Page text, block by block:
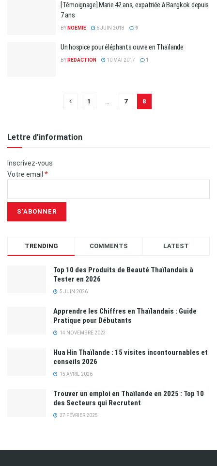
[Témoignage] Marie 42 ans, expatriée à Bangkok depuis
7 ans
BY NOEMIE 6 JUIN 2018 9
Un hospice pour éléphants ouvre en Thaïlande
BY REDACTION 10 MAI 2017 1
1 … 7 8
Lettre d’information
Inscrivez-vous
Votre email *
TRENDING COMMENTS LATEST
Top 10 des Produits de Beauté Thaïlandais à
Tester en 2026
5 JUIN 2026
Apprendre les Chiffres en Thaïlandais : Guide
Pratique pour Débutants
14 NOVEMBRE 2023
Hua Hin Thaïlande : 15 visites incontournables et
conseils 2026
15 AVRIL 2026
Trouver un emploi en Thaïlande en 2025 : Top 10
des Secteurs qui Recrutent
27 FÉVRIER 2025